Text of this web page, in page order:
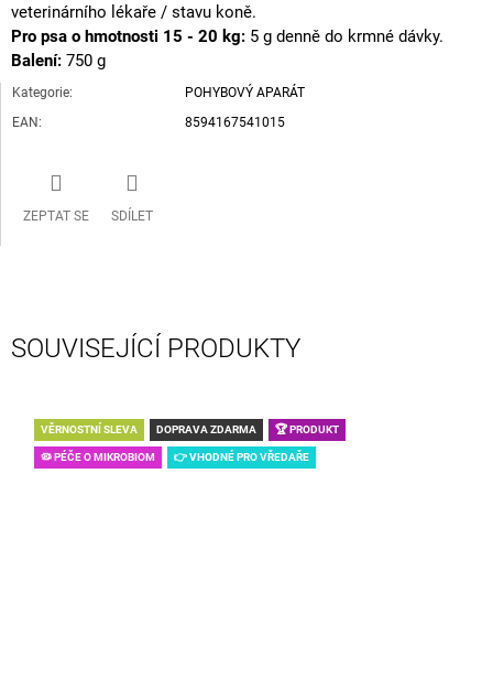
veterinárního lékaře / stavu koně.
Pro psa o hmotnosti 15 - 20 kg: 5 g denně do krmné dávky.
Balení: 750 g
Kategorie:
POHYBOVÝ APARÁT
EAN : 8594167541015
ZEPTAT SE SDÍLET
SOUVISEJÍCÍ PRODUKTY
VĚRNOSTNÍ SLEVA DOPRAVA ZDARMA 🏆 PRODUKT
🦠 PÉČE O MIKROBIOM 👉 VHODNÉ PRO VŘEDAŘE